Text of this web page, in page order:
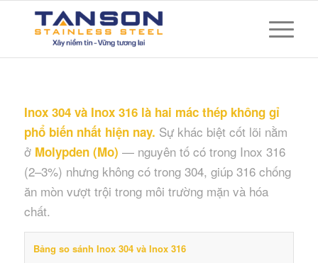
Inox 304 và Inox 316 là hai mác thép không gỉ
phổ biến nhất hiện nay. Sự khác biệt cốt lõi nằm
ở Molypden (Mo) — nguyên tố có trong Inox 316
(2–3%) nhưng không có trong 304, giúp 316 chống
ăn mòn vượt trội trong môi trường mặn và hóa
chất.
Bảng so sánh Inox 304 và Inox 316